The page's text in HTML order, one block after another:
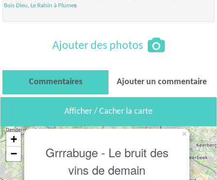
Bois Dieu, Le Raisin à Plumes
Ajouter des photos
Commentaires Ajouter un commentaire
Afficher / Cacher la carte
Grrrabuge - Le bruit des
vins de demain
×
+
−